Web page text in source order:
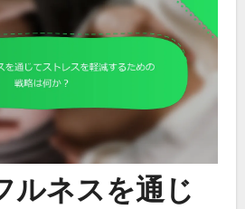
ルネスを通じ